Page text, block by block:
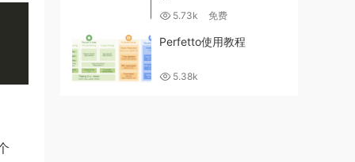
5.73k 免费
Perfetto使用教程
5.38k